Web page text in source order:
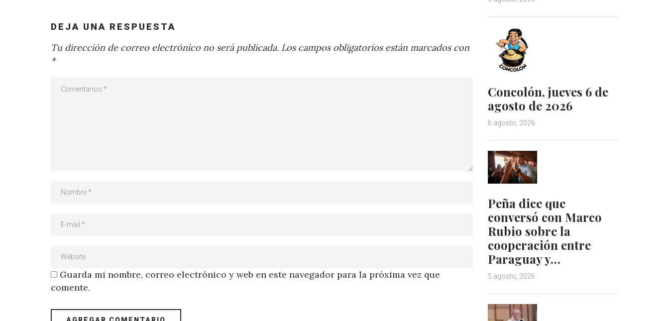
DEJA UNA RESPUESTA
Tu dirección de correo electrónico no será publicada. Los campos obligatorios están marcados con
*
Guarda mi nombre, correo electrónico y web en este navegador para la próxima vez que
comente.
Concolón, jueves 6 de
agosto de 2026
6 agosto, 2026
Peña dice que
conversó con Marco
Rubio sobre la
cooperación entre
Paraguay y…
5 agosto, 2026